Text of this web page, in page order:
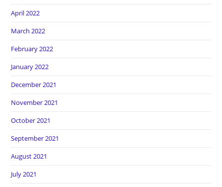
April 2022
March 2022
February 2022
January 2022
December 2021
November 2021
October 2021
September 2021
August 2021
July 2021